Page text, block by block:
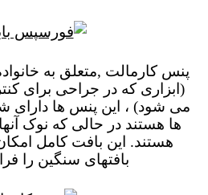
پنس کارمالت ,متعلق به
(ابزاری که در جراحی برای
می شود) ، این پنس ها دارای
ها هستند در حالی که نوک
هستند. این بافت کامل
بافتهای سنگین را